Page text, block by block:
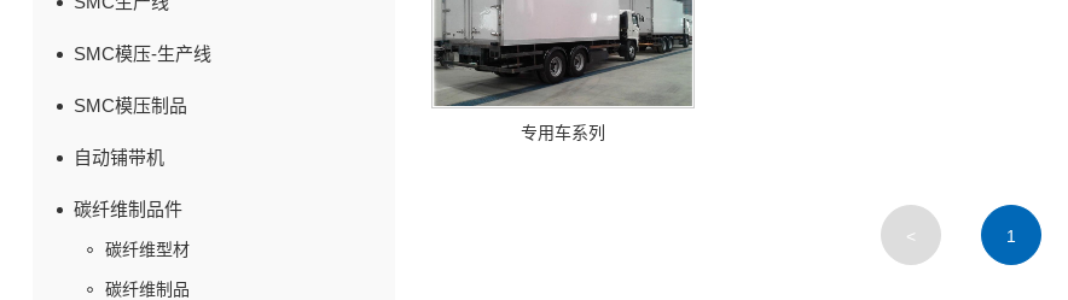
SMC模压-生产线
SMC模压制品
自动铺带机
碳纤维制品件
碳纤维型材
碳纤维制品
专用车系列
< 1